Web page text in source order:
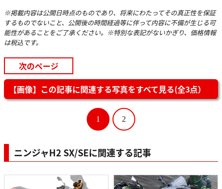
キ
形
式
最大トル
ク
137N・m(14.0kgf・
m)/8,500rpm
後
シングルディス
250mm(外径)
始動方式 セルフスターター
右）
バッテリ＆コイル(トランジスタ
料
ン
※掲載内容は公開日時点のものであり、将来にわたってその真正性を保証
するものでないこと、公開後の時間経過等に伴って内容に不備が生じる可
能性があることをご了承ください。※特別な表記がないかぎり、価格情報
は税込です。
次のページ
【画像】この記事に関連する写真をすべて見る(全3点）
1 2
ニンジャH2 SX/SEに関連する記事